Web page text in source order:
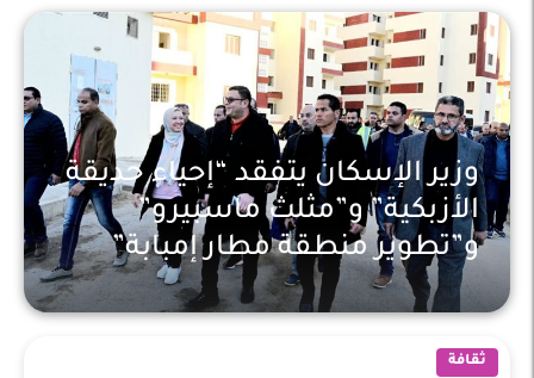
ثقافة
وزير الإسكان يتفقد “إحياء حديقة
الأزبكية” و”مثلث ماسبيرو”
و”تطوير منطقة مطار إمبابة”
ثقافة